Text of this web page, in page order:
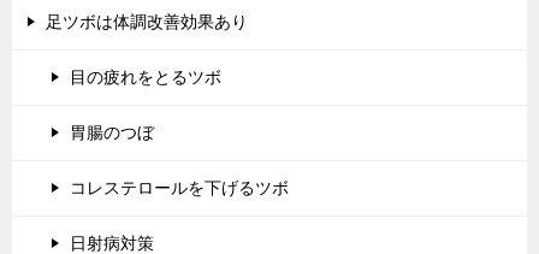
足ツボは体調改善効果あり
目の疲れをとるツボ
胃腸のつぼ
コレステロールを下げるツボ
日射病対策